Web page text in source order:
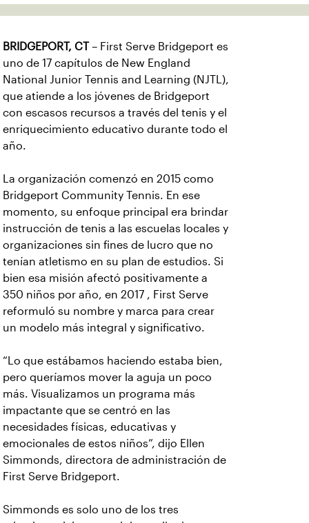
BRIDGEPORT, CT– First Serve Bridgeport es
uno de 17 capítulos de New England
National Junior Tennis and Learning (NJTL),
que atiende a los jóvenes de Bridgeport
con escasos recursos a través del tenis y el
enriquecimiento educativo durante todo el
año.
La organización comenzó en 2015 como
Bridgeport Community Tennis. En ese
momento, su enfoque principal era brindar
instrucción de tenis a las escuelas locales y
organizaciones sin fines de lucro que no
tenían atletismo en su plan de estudios. Si
bien esa misión afectó positivamente a
350 niños por año, en 2017 , First Serve
reformuló su nombre y marca para crear
un modelo más integral y significativo.
“Lo que estábamos haciendo estaba bien,
pero queríamos mover la aguja un poco
más. Visualizamos un programa más
impactante que se centró en las
necesidades físicas, educativas y
emocionales de estos niños”, dijo Ellen
Simmonds, directora de administración de
First Serve Bridgeport.
Simmonds es solo uno de los tres